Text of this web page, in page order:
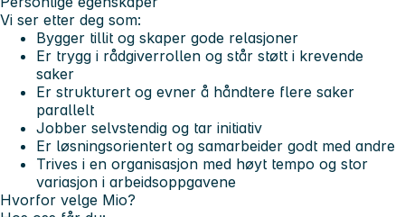
Vi ser etter deg som:
Bygger tillit og skaper gode relasjoner
Er trygg i rådgiverrollen og står støtt i krevende
saker
Er strukturert og evner å håndtere flere saker
parallelt
Jobber selvstendig og tar initiativ
Er løsningsorientert og samarbeider godt med andre
Trives i en organisasjon med høyt tempo og stor
variasjon i arbeidsoppgavene
Hvorfor velge Mio?